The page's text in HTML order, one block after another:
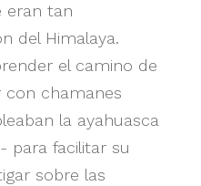
eran tan
del Himalaya.
el camino de
con chamanes
la ayahuasca
para facilitar su
sobre las